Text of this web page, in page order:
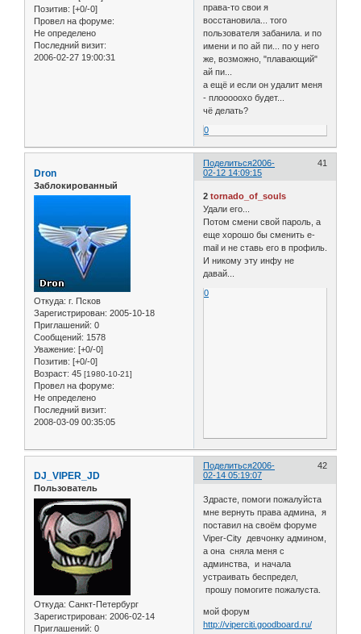
Позитив: [+0/-0]
Провел на форуме:
Не определено
Последний визит:
2006-02-27 19:00:31
права-то свои я
восстановила... того
пользователя забанила. и по
имени и по ай пи... по у него
же, возможно, "плавающий"
ай пи...
а ещё и если он удалит меня
- плооооохо будет...
чё делать?
0
Поделиться 41
2006-
02-12 14:09:15
Dron
Заблокированный
Откуда: г. Псков
Зарегистрирован: 2005-10-18
Приглашений: 0
Сообщений: 1578
Уважение: [+0/-0]
Позитив: [+0/-0]
Возраст: 45 [1980-10-21]
Провел на форуме:
Не определено
Последний визит:
2008-03-09 00:35:05
2tornado_of_souls
Удали его...
Потом смени свой пароль, а
еще хорошо бы сменить e-
mail и не ставь его в профиль.
И никому эту инфу не
давай...
0
Поделиться 42
2006-
02-14 05:19:07
DJ_VIPER_JD
Пользователь
Откуда: Санкт-Петербург
Зарегистрирован: 2006-02-14
Приглашений: 0
Здрасте, помоги пожалуйста
мне вернуть права админа, я
поставил на своём форуме
Viper-City девчонку админом,
а она сняла меня с
админства, и начала
устраивать беспредел,
прошу помогите пожалуста.
мой форум
http://viperciti.goodboard.ru/